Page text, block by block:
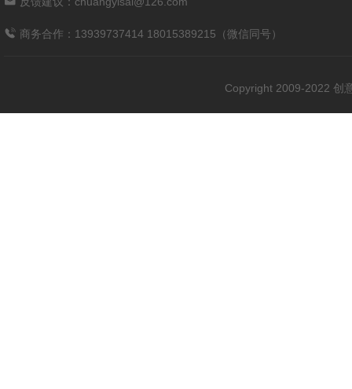
商务合作：13939737414 18015389215（微信同号）
Copyright 2009-2022 创